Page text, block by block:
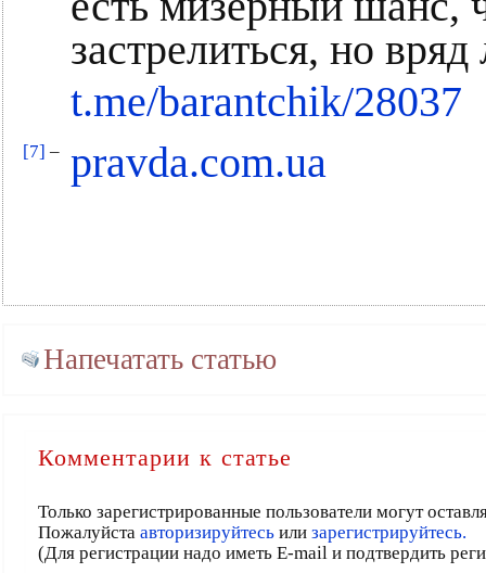
застрелиться, но вряд
t.me/barantchik/28037
[7] – pravda.com.ua
Напечатать статью
Комментарии к статье
Только зарегистрированные пользователи могут
Пожалуйста авторизируйтесьили зарегистрируйтесь.
(Для регистрации надо иметь E-mail и подтвердить